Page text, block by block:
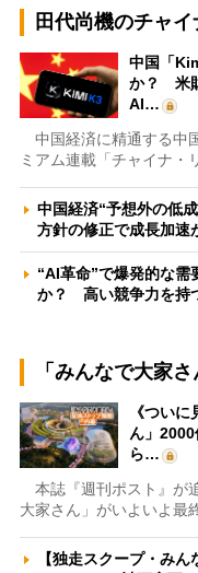
田代尚機のチャ
中国「
か？ 米
AI…
中国経済に精通する中
ミアム連載「チャイナ・
中国経済“予想外の低
方針の修正で成長加
“AI革命”で爆発的な需
か？ 高い競争力を持
「みんなで大家
《つい
ん」2000
ら…
本誌『週刊ポスト』が
大家さん」がいよいよ最
【独走スクープ・み